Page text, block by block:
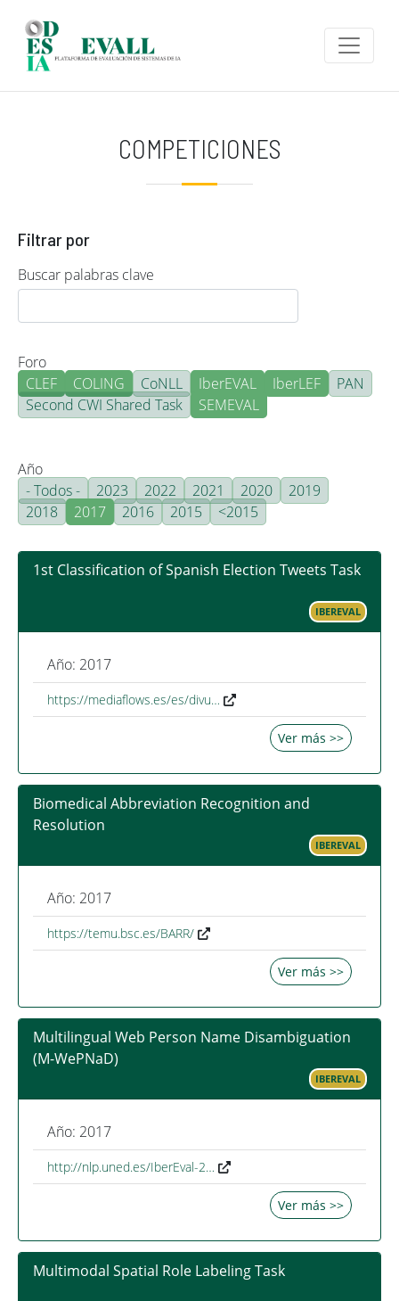
COMPETICIONES
Filtrar por
Buscar palabras clave
Foro
CLEF
COLING CoNLL IberEVAL IberLEF
PAN
Second CWI Shared Task
SEMEVAL
Año
- Todos -
2023 2022 2021 2020
2019
2018
2017 2016 2015 <2015
1st Classification of Spanish Election Tweets Task
IBEREVAL
Año: 2017
https://mediaflows.es/es/divu…
Ver más >>
Biomedical Abbreviation Recognition and
Resolution
IBEREVAL
Año: 2017
https://temu.bsc.es/BARR/
Ver más >>
Multilingual Web Person Name Disambiguation
(M-WePNaD)
IBEREVAL
Año: 2017
http://nlp.uned.es/IberEval-2…
Ver más >>
Multimodal Spatial Role Labeling Task